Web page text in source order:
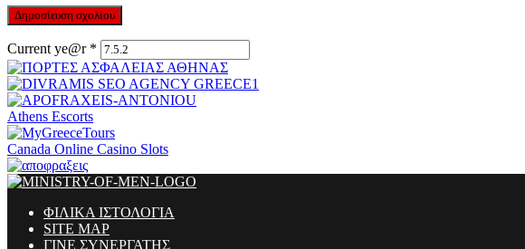
Current ye@r *
Athens Escorts
Canada Online Casino Slots
ΦΙΛΙΚΑ ΙΣΤΟΛΟΓΙΑ
SITE MAP
ΓΙΝΕ ΣΥΝΕΡΓΑΤΗΣ